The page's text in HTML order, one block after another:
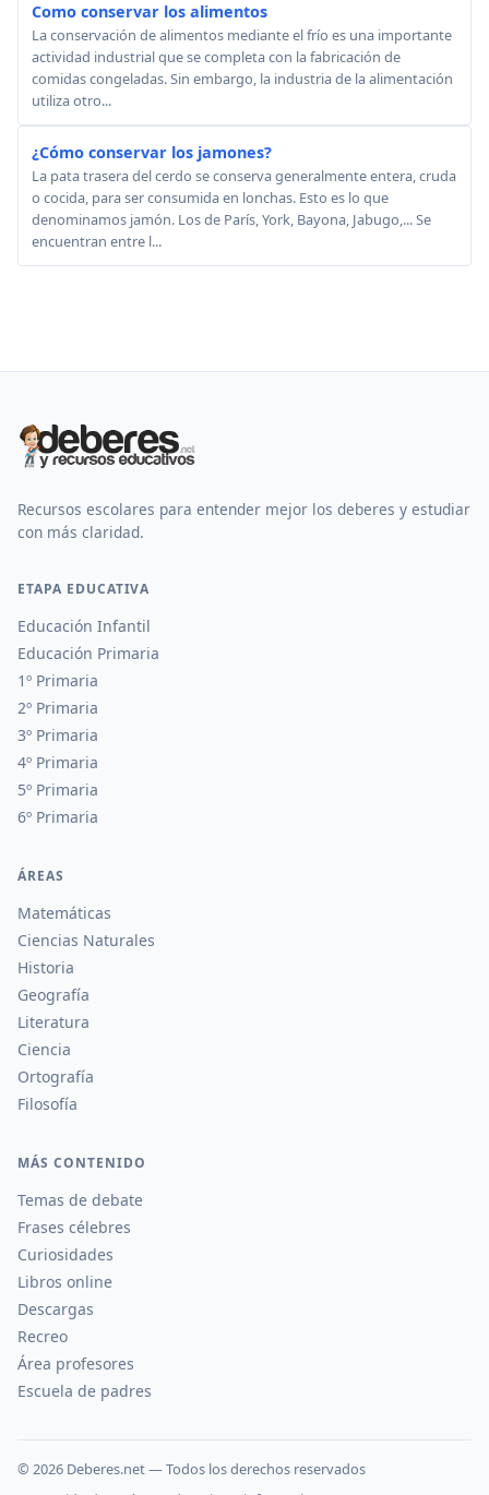
Como conservar los alimentos
La conservación de alimentos mediante el frío es una importante
actividad industrial que se completa con la fabricación de
comidas congeladas. Sin embargo, la industria de la alimentación
utiliza otro...
¿Cómo conservar los jamones?
La pata trasera del cerdo se conserva generalmente entera, cruda
o cocida, para ser consumida en lonchas. Esto es lo que
denominamos jamón. Los de París, York, Bayona, Jabugo,... Se
encuentran entre l...
Recursos escolares para entender mejor los deberes y estudiar
con más claridad.
ETAPA EDUCATIVA
Educación Infantil
Educación Primaria
1º Primaria
2º Primaria
3º Primaria
4º Primaria
5º Primaria
6º Primaria
ÁREAS
Matemáticas
Ciencias Naturales
Historia
Geografía
Literatura
Ciencia
Ortografía
Filosofía
MÁS CONTENIDO
Temas de debate
Frases célebres
Curiosidades
Libros online
Descargas
Recreo
Área profesores
Escuela de padres
© 2026 Deberes.net — Todos los derechos reservados